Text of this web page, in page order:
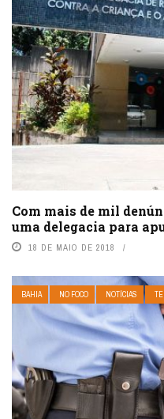
Com mais de mil
uma delegacia para
18 DE MAIO DE 2018
BAHIA NO FOCO NOTÍCIAS